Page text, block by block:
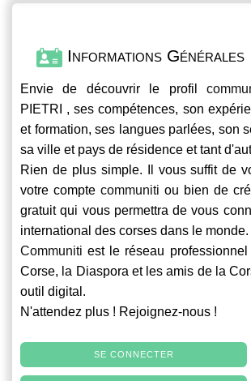
Informations Générales
Envie de découvrir le profil
PIETRI , ses compétences, son
et formation, ses langues parlées, son
sa ville et pays de résidence et tant
Rien de plus simple. Il vous suffit de
votre compte communiti ou bien de
gratuit qui vous permettra de vous
international des corses dans le monde.
Communiti est le réseau
Corse, la Diaspora et les amis de la
outil digital.
N'attendez plus ! Rejoignez-nous !
SE CONNECTER